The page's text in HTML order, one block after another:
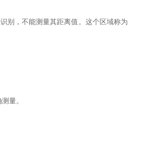
别，不能测量其距离值。这个区域称为
量。